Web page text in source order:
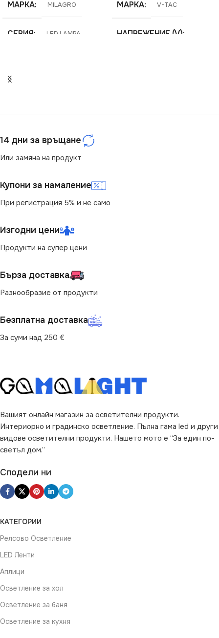
МАРКА MILAGRO
СЕРИЯ LED LAMPA
220V
ЦОКЪЛ E27
(K)
3000
СВЕТЛИНЕН ПОТОК
(LM)
ДИМИРАНЕ
Не се димира
ФОРМА НА ЛАМПАТА
ДОПЪЛНИТЕЛНИ
ОПЦИИ
МАРКА V-TAC
НАПРЕЖЕНИЕ (V)
СЕРИЯ VT-121
14 дни за връщане
Или замяна на продукт
Купони за намаление
При регистрация 5% и не само
Изгодни цени
Продукти на супер цени
Бърза доставка
Разнообразие от продукти
Безплатна доставка
За суми над 250 €
Вашият онлайн магазин за осветителни продукти.
Интериорно и градинско осветление. Пълна гама led и други
видове осветителни продукти. Нашето мото е “За един по-
светъл дом.”
Сподели ни
КАТЕГОРИИ
Релсово Осветление
LED Ленти
Аплици
Осветление за хол
Осветление за баня
Осветление за кухня